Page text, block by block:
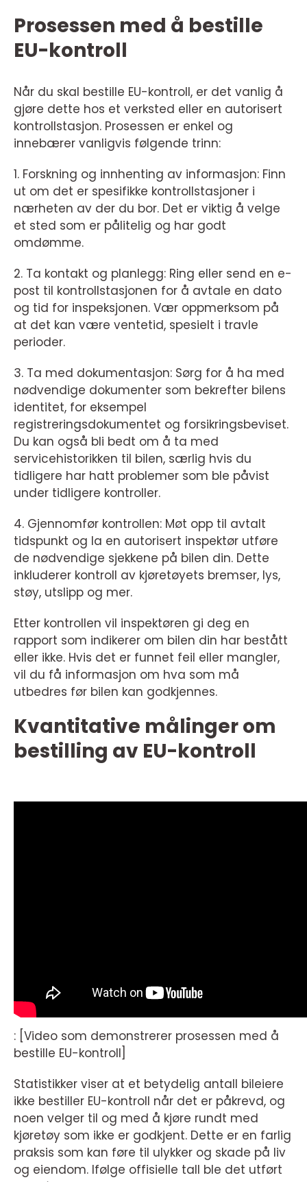
Prosessen med å bestille
EU-kontroll
Når du skal bestille EU-kontroll, er det vanlig å
gjøre dette hos et verksted eller en autorisert
kontrollstasjon. Prosessen er enkel og
innebærer vanligvis følgende trinn:
1. Forskning og innhenting av informasjon: Finn
ut om det er spesifikke kontrollstasjoner i
nærheten av der du bor. Det er viktig å velge
et sted som er pålitelig og har godt
omdømme.
2. Ta kontakt og planlegg: Ring eller send en e-
post til kontrollstasjonen for å avtale en dato
og tid for inspeksjonen. Vær oppmerksom på
at det kan være ventetid, spesielt i travle
perioder.
3. Ta med dokumentasjon: Sørg for å ha med
nødvendige dokumenter som bekrefter bilens
identitet, for eksempel
registreringsdokumentet og forsikringsbeviset.
Du kan også bli bedt om å ta med
servicehistorikken til bilen, særlig hvis du
tidligere har hatt problemer som ble påvist
under tidligere kontroller.
4. Gjennomfør kontrollen: Møt opp til avtalt
tidspunkt og la en autorisert inspektør utføre
de nødvendige sjekkene på bilen din. Dette
inkluderer kontroll av kjøretøyets bremser, lys,
støy, utslipp og mer.
Etter kontrollen vil inspektøren gi deg en
rapport som indikerer om bilen din har bestått
eller ikke. Hvis det er funnet feil eller mangler,
vil du få informasjon om hva som må
utbedres før bilen kan godkjennes.
Kvantitative målinger om
bestilling av EU-kontroll
: [Video som demonstrerer prosessen med å
bestille EU-kontroll]
Statistikker viser at et betydelig antall bileiere
ikke bestiller EU-kontroll når det er påkrevd, og
noen velger til og med å kjøre rundt med
kjøretøy som ikke er godkjent. Dette er en farlig
praksis som kan føre til ulykker og skade på liv
og eiendom. Ifølge offisielle tall ble det utført